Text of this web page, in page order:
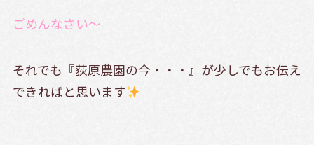
ごめんなさい～
それでも『荻原農園の今・・・』が少しでもお伝え
できればと思います